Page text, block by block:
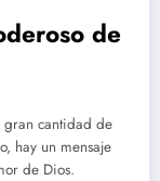
de
gran cantidad de
hay un mensaje
de Dios.